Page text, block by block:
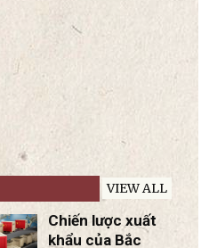
Ngoại Trưởng
Trung Cộng Gây
BS Nguyễn Trọng